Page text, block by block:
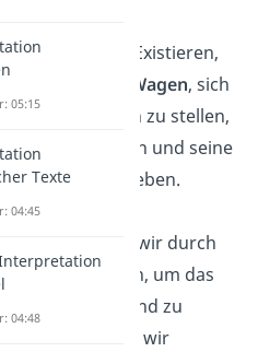
ist nicht nur Existieren,
Wagen, sich
zu stellen,
zu verfolgen und seine
zu leben.
müssen wir durch
Zeiten gehen, um das
und zu
wie stark wir
05:15
Texte
04:45
04:48